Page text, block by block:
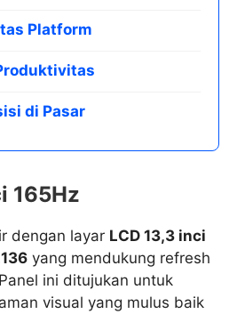
Platform
di Pasar
165Hz
dengan layar LCD 13,3 inci
yang mendukung refresh
ini ditujukan untuk
visual yang mulus baik